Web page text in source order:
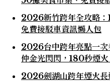
2026新竹跨年全攻略
免費接駁車資訊懶人包
2026台中跨年亮點一次
仲金光閃閃，180秒煙
2026劍湖山跨年煙火